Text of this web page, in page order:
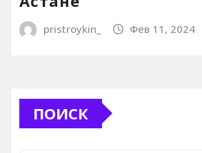
pristroykin_ Фев 11, 2024
ПОИСК